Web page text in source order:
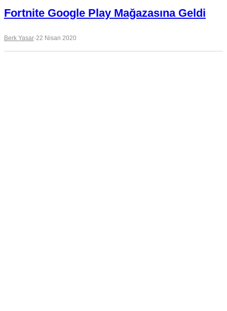
Fortnite Google Play Mağazasına Geldi
Berk Yaşar·22 Nisan 2020